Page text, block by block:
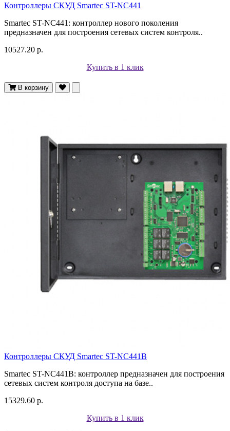
Контроллеры СКУД Smartec ST-NC441
Smartec ST-NC441: контроллер нового поколения
предназначен для построения сетевых систем контроля..
10527.20 р.
Купить в 1 клик
В корзину
Контроллеры СКУД Smartec ST-NC441B
Smartec ST-NC441B: контроллер предназначен для построения
сетевых систем контроля доступа на базе..
15329.60 р.
Купить в 1 клик